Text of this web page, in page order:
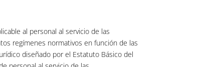
al personal al servicio de las
regímenes normativos en función de las
diseñado por el Estatuto Básico del